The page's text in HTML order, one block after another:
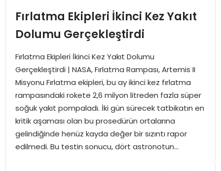
GÜNCEL
TEKNOLOJI
SPOR
GÜNDEM
MAGAZIN
Fırlatma Ekipleri İkinci Kez Yakıt
Dolumu Gerçekleştirdi
Fırlatma Ekipleri İkinci Kez Yakıt Dolumu
Gerçekleştirdi | NASA, Fırlatma Rampası, Artemis II
Misyonu Fırlatma ekipleri, bu ay ikinci kez fırlatma
rampasındaki rokete 2,6 milyon litreden fazla süper
soğuk yakıt pompaladı. İki gün sürecek tatbikatın en
kritik aşaması olan bu prosedürün ortalarına
gelindiğinde henüz kayda değer bir sızıntı rapor
edilmedi. Bu testin sonucu, dört astronotun…